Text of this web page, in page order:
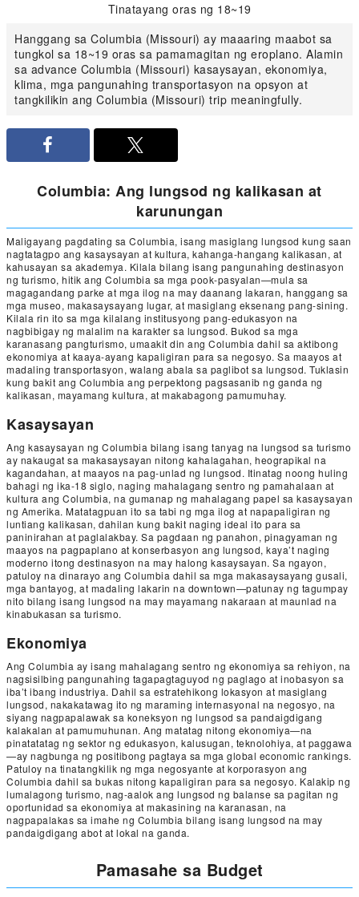
Tinatayang oras ng 18~19
Hanggang sa Columbia (Missouri) ay maaaring maabot sa
tungkol sa 18~19 oras sa pamamagitan ng eroplano. Alamin
sa advance Columbia (Missouri) kasaysayan, ekonomiya,
klima, mga pangunahing transportasyon na opsyon at
tangkilikin ang Columbia (Missouri) trip meaningfully.
Columbia: Ang lungsod ng kalikasan at
karunungan
Maligayang pagdating sa Columbia, isang masiglang lungsod kung saan
nagtatagpo ang kasaysayan at kultura, kahanga-hangang kalikasan, at
kahusayan sa akademya. Kilala bilang isang pangunahing destinasyon
ng turismo, hitik ang Columbia sa mga pook-pasyalan—mula sa
magagandang parke at mga ilog na may daanang lakaran, hanggang sa
mga museo, makasaysayang lugar, at masiglang eksenang pang-sining.
Kilala rin ito sa mga kilalang institusyong pang-edukasyon na
nagbibigay ng malalim na karakter sa lungsod. Bukod sa mga
karanasang pangturismo, umaakit din ang Columbia dahil sa aktibong
ekonomiya at kaaya-ayang kapaligiran para sa negosyo. Sa maayos at
madaling transportasyon, walang abala sa paglibot sa lungsod. Tuklasin
kung bakit ang Columbia ang perpektong pagsasanib ng ganda ng
kalikasan, mayamang kultura, at makabagong pamumuhay.
Kasaysayan
Ang kasaysayan ng Columbia bilang isang tanyag na lungsod sa turismo
ay nakaugat sa makasaysayan nitong kahalagahan, heograpikal na
kagandahan, at maayos na pag-unlad ng lungsod. Itinatag noong huling
bahagi ng ika-18 siglo, naging mahalagang sentro ng pamahalaan at
kultura ang Columbia, na gumanap ng mahalagang papel sa kasaysayan
ng Amerika. Matatagpuan ito sa tabi ng mga ilog at napapaligiran ng
luntiang kalikasan, dahilan kung bakit naging ideal ito para sa
paninirahan at paglalakbay. Sa pagdaan ng panahon, pinagyaman ng
maayos na pagpaplano at konserbasyon ang lungsod, kaya’t naging
moderno itong destinasyon na may halong kasaysayan. Sa ngayon,
patuloy na dinarayo ang Columbia dahil sa mga makasaysayang gusali,
mga bantayog, at madaling lakarin na downtown—patunay ng tagumpay
nito bilang isang lungsod na may mayamang nakaraan at maunlad na
kinabukasan sa turismo.
Ekonomiya
Ang Columbia ay isang mahalagang sentro ng ekonomiya sa rehiyon, na
nagsisilbing pangunahing tagapagtaguyod ng paglago at inobasyon sa
iba’t ibang industriya. Dahil sa estratehikong lokasyon at masiglang
lungsod, nakakatawag ito ng maraming internasyonal na negosyo, na
siyang nagpapalawak sa koneksyon ng lungsod sa pandaigdigang
kalakalan at pamumuhunan. Ang matatag nitong ekonomiya—na
pinatatatag ng sektor ng edukasyon, kalusugan, teknolohiya, at paggawa
—ay nagbunga ng positibong pagtaya sa mga global economic rankings.
Patuloy na tinatangkilik ng mga negosyante at korporasyon ang
Columbia dahil sa bukas nitong kapaligiran para sa negosyo. Kalakip ng
lumalagong turismo, nag-aalok ang lungsod ng balanse sa pagitan ng
oportunidad sa ekonomiya at makasining na karanasan, na
nagpapalakas sa imahe ng Columbia bilang isang lungsod na may
pandaigdigang abot at lokal na ganda.
Pamasahe sa Budget